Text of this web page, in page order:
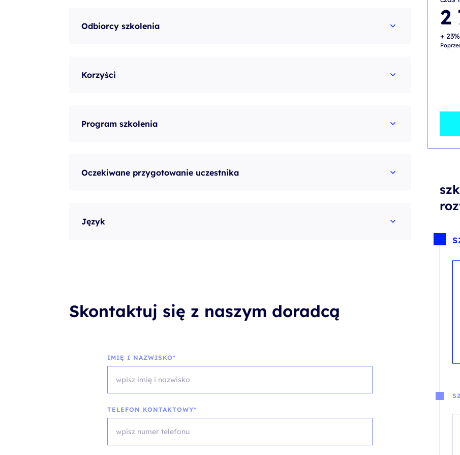
szkolenia SAP
szkolenia
Odbiorcy szkolenia
Korzyści
Program szkolenia
Oczekiwane przygotowanie uczestnika
Język
Skontaktuj się z naszym doradcą
IMIĘ I NAZWISKO*
TELEFON KONTAKTOWY*
2
+